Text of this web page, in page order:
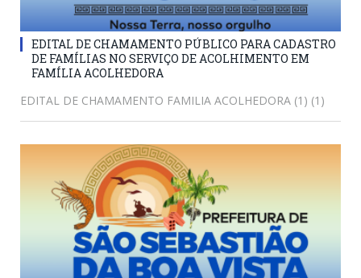
EDITAL DE CHAMAMENTO PÚBLICO PARA CADASTRO
DE FAMÍLIAS NO SERVIÇO DE ACOLHIMENTO EM
FAMÍLIA ACOLHEDORA
EDITAL DE CHAMAMENTO FAMILIA ACOLHEDORA (1) (1)